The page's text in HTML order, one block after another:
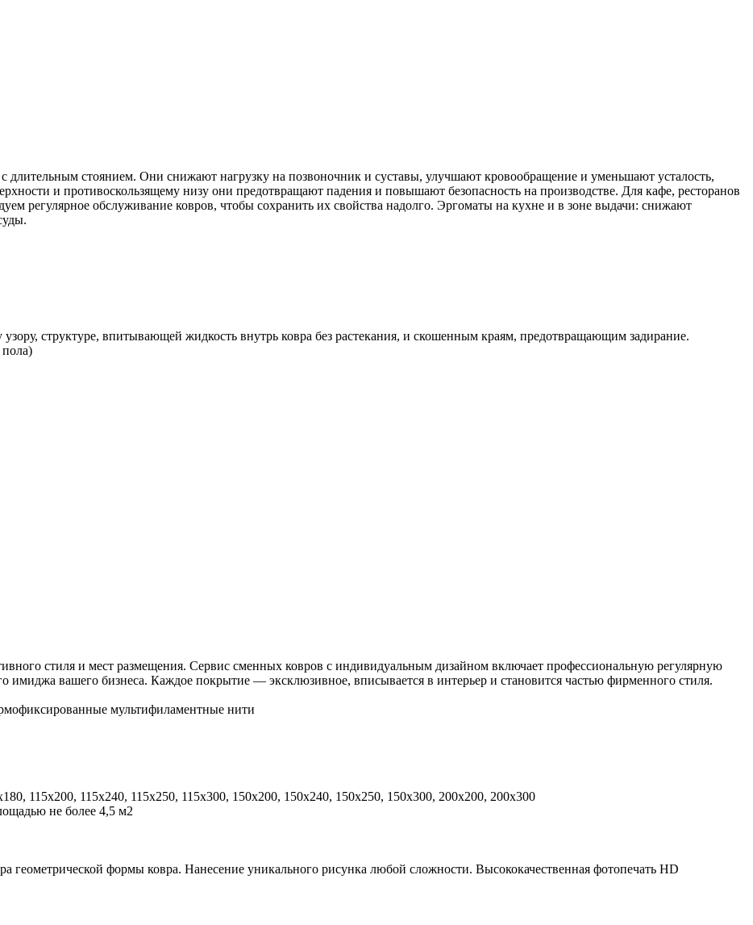
длительным стоянием. Они снижают нагрузку на позвоночник и суставы, улучшают кровообращение и уменьшают усталость,
и противоскользящему низу они предотвращают падения и повышают безопасность на производстве. Для кафе, ресторанов
регулярное обслуживание ковров, чтобы сохранить их свойства надолго. Эргоматы на кухне и в зоне выдачи: снижают
структуре, впитывающей жидкость внутрь ковра без растекания, и скошенным краям, предотвращающим задирание.
пола)
стиля и мест размещения. Сервис сменных ковров с индивидуальным дизайном включает профессиональную регулярную
имиджа вашего бизнеса. Каждое покрытие — эксклюзивное, вписывается в интерьер и становится частью фирменного стиля.
мультифиламентные нити
115x200, 115x240, 115x250, 115x300, 150x200, 150x240, 150x250, 150x300, 200x200, 200x300
не более 4,5 м2
геометрической формы ковра. Нанесение уникального рисунка любой сложности. Высококачественная фотопечать HD